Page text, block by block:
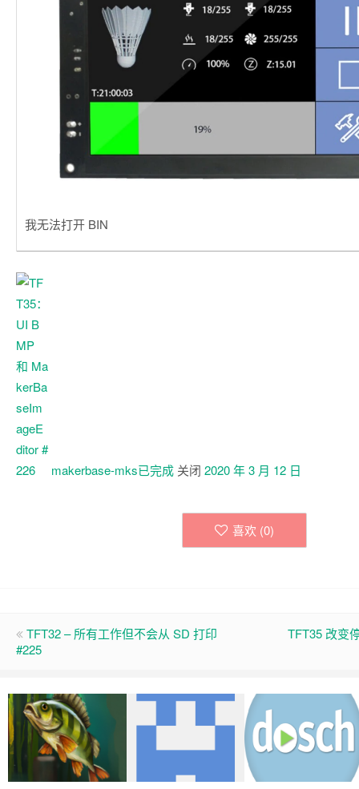
我无法打开 BIN
makerbase-mks已完成 关闭 2020 年 3 月 12 日
喜欢 (0)
TFT32 – 所有工作但不会从 SD 打印
#225
TFT35 改变